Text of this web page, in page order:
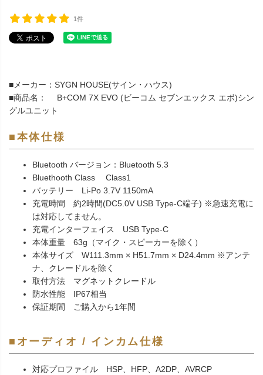
1件
■メーカー：SYGN HOUSE(サイン・ハウス)
■商品名： B+COM 7X EVO (ビーコム セブンエックス エボ)シン
グルユニット
■本体仕様
Bluetooth バージョン：Bluetooth 5.3
Bluethooth Class Class1
バッテリー Li-Po 3.7V 1150mA
充電時間 約2時間(DC5.0V USB Type-C端子) ※急速充電に
は対応してません。
充電インターフェイス USB Type-C
本体重量 63g（マイク・スピーカーを除く）
本体サイズ W111.3mm × H51.7mm × D24.4mm ※アンテ
ナ、クレードルを除く
取付方法 マグネットクレードル
防水性能 IP67相当
保証期間 ご購入から1年間
■オーディオ / インカム仕様
対応プロファイル HSP、HFP、A2DP、AVRCP